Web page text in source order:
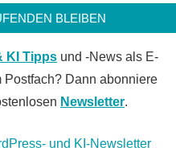
BLEIBEN
KI Tipps und -News als E-
Postfach? Dann abonniere
Newsletter.